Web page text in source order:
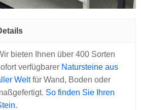
bieten Ihnen über 400 Sorten
verfügbarer Natursteine aus
Weltfür Wand, Boden oder
So finden Sie Ihren
.